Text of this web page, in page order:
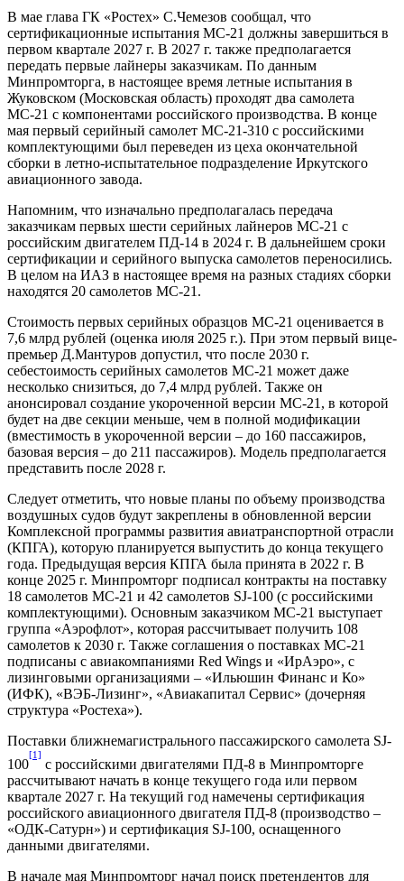
В мае глава ГК «Ростех» С.Чемезов сообщал, что
сертификационные испытания МС-21 должны завершиться в
первом квартале 2027 г. В 2027 г. также предполагается
передать первые лайнеры заказчикам. По данным
Минпромторга, в настоящее время летные испытания в
Жуковском (Московская область) проходят два самолета
МС-21 с компонентами российского производства. В конце
мая первый серийный самолет МС-21-310 с российскими
комплектующими был переведен из цеха окончательной
сборки в летно-испытательное подразделение Иркутского
авиационного завода.
Напомним, что изначально предполагалась передача
заказчикам первых шести серийных лайнеров МС-21 с
российским двигателем ПД-14 в 2024 г. В дальнейшем сроки
сертификации и серийного выпуска самолетов переносились.
В целом на ИАЗ в настоящее время на разных стадиях сборки
находятся 20 самолетов МС-21.
Стоимость первых серийных образцов МС-21 оценивается в
7,6 млрд рублей (оценка июля 2025 г.). При этом первый вице-
премьер Д.Мантуров допустил, что после 2030 г.
себестоимость серийных самолетов МС-21 может даже
несколько снизиться, до 7,4 млрд рублей. Также он
анонсировал создание укороченной версии МС-21, в которой
будет на две секции меньше, чем в полной модификации
(вместимость в укороченной версии – до 160 пассажиров,
базовая версия – до 211 пассажиров). Модель предполагается
представить после 2028 г.
Следует отметить, что новые планы по объему производства
воздушных судов будут закреплены в обновленной версии
Комплексной программы развития авиатранспортной отрасли
(КПГА), которую планируется выпустить до конца текущего
года. Предыдущая версия КПГА была принята в 2022 г. В
конце 2025 г. Минпромторг подписал контракты на поставку
18 самолетов МС-21 и 42 самолетов SJ-100 (с российскими
комплектующими). Основным заказчиком МС-21 выступает
группа «Аэрофлот», которая рассчитывает получить 108
самолетов к 2030 г. Также соглашения о поставках МС-21
подписаны с авиакомпаниями Red Wings и «ИрАэро», с
лизинговыми организациями – «Ильюшин Финанс и Ко»
(ИФК), «ВЭБ-Лизинг», «Авиакапитал Сервис» (дочерняя
структура «Ростеха»).
Поставки ближнемагистрального пассажирского самолета SJ-
100
[1]
с российскими двигателями ПД-8 в Минпромторге
рассчитывают начать в конце текущего года или первом
квартале 2027 г. На текущий год намечены сертификация
российского авиационного двигателя ПД-8 (производство –
«ОДК-Сатурн») и сертификация SJ-100, оснащенного
данными двигателями.
В начале мая Минпромторг начал поиск претендентов для